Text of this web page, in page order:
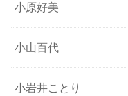
小原好美
小山百代
小岩井ことり